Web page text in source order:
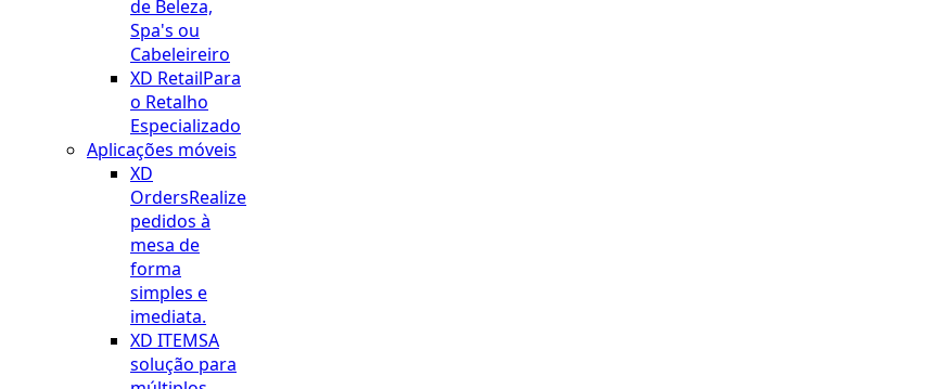
de Beleza,
Spa's ou
Cabeleireiro
XD RetailPara
o Retalho
Especializado
Aplicações móveis
XD
OrdersRealize
pedidos à
mesa de
forma
simples e
imediata.
XD ITEMSA
solução para